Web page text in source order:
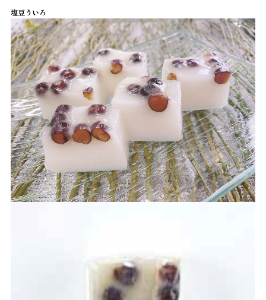
塩豆ういろ